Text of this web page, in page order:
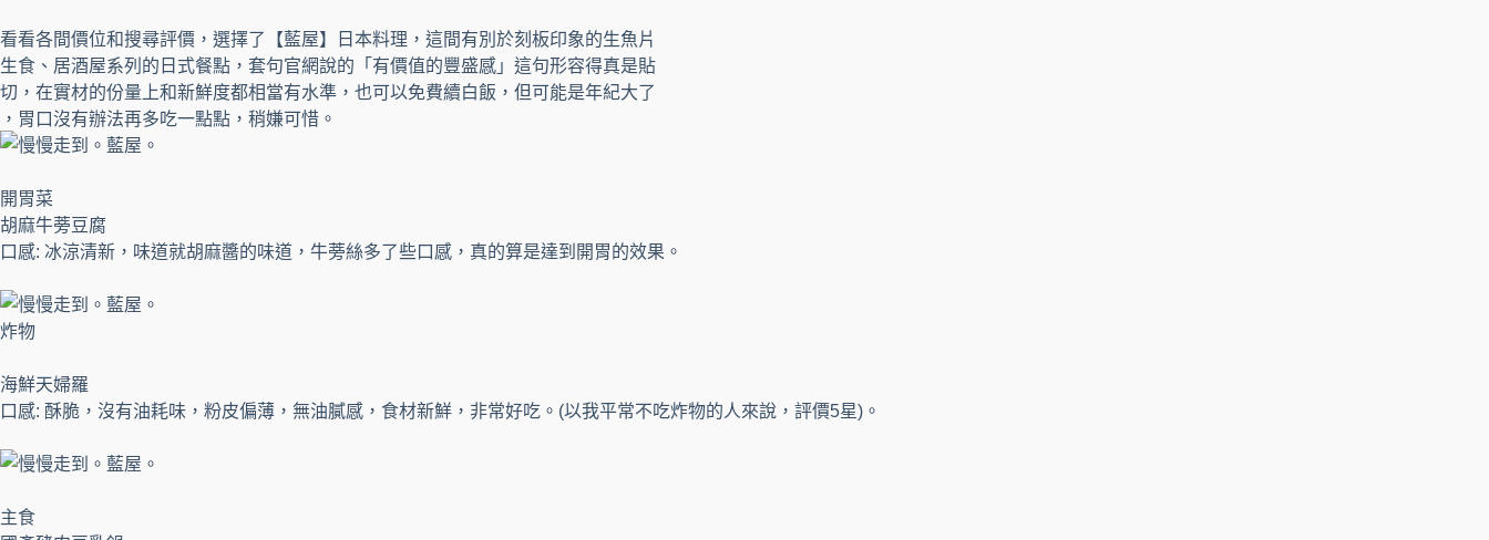
看看各間價位和搜尋評價，選擇了【藍屋】日本料理，這間有別於刻板印象的生魚片
生食、居酒屋系列的日式餐點，套句官網說的「有價值的豐盛感」這句形容得真是貼
切，在實材的份量上和新鮮度都相當有水準，也可以免費續白飯，但可能是年紀大了
，胃口沒有辦法再多吃一點點，稍嫌可惜。
開胃菜
胡麻牛蒡豆腐
口感: 冰涼清新，味道就胡麻醬的味道，牛蒡絲多了些口感，真的算是達到開胃的效果。
炸物
海鮮天婦羅
口感: 酥脆，沒有油耗味，粉皮偏薄，無油膩感，食材新鮮，非常好吃。(以我平常不吃炸物的人來說，評價5星)。
主食